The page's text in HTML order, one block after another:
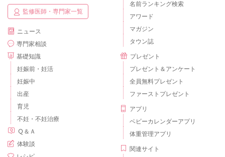
監修医師・専門家一覧
ニュース
専門家相談
基礎知識
妊娠前・妊活
妊娠中
出産
育児
不妊・不妊治療
Ｑ＆Ａ
体験談
名前ランキング検索
アワード
マガジン
タウン誌
プレゼント
プレゼント＆アンケート
全員無料プレゼント
ファーストプレゼント
アプリ
ベビーカレンダーアプリ
体重管理アプリ
関連サイト